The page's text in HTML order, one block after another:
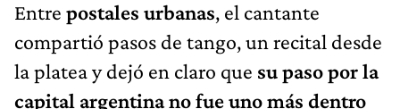
Entre postales urbanas, el cantante
compartió pasos de tango, un recital desde
la platea y dejó en claro que su paso por la
capital argentina no fue uno más dentro